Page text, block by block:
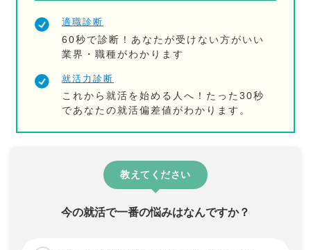
適職診断
60秒で診断！あなたが受けない方がいい
業界・職種がわかります
就活力診断
これから就活を始める人へ！たった30秒
であなたの就活偏差値がわかります。